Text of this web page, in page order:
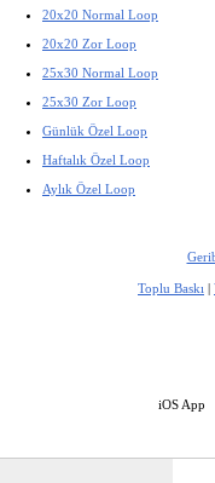
20x20 Normal Loop
20x20 Zor Loop
25x30 Normal Loop
25x30 Zor Loop
Günlük Özel Loop
Haftalık Özel Loop
Aylık Özel Loop
Toplu Baskı |
iOS App